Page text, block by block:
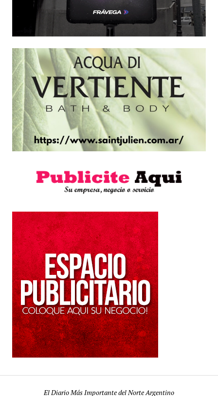
El Diario Más Importante del Norte Argentino